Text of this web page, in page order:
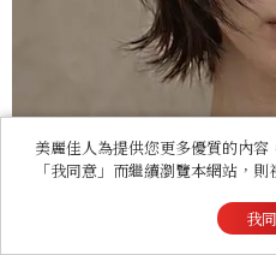
美麗佳人為提供您更多優質的內
「我同意」而繼續瀏覽本網站，
我